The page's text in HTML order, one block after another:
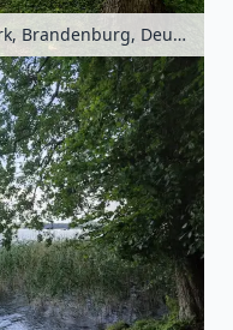
Lübbesee bei Templin, Uckermark, Brandenburg, Deutschland